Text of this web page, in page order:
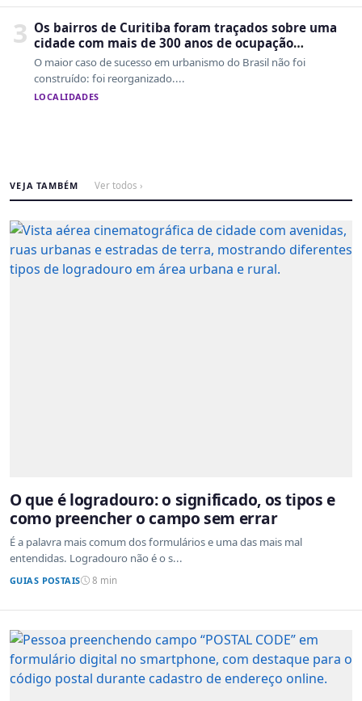
3 Os bairros de Curitiba foram traçados sobre uma
cidade com mais de 300 anos de ocupação
desordenada
O maior caso de sucesso em urbanismo do Brasil não foi
construído: foi reorganizado....
LOCALIDADES
VEJA TAMBÉM Ver todos ›
O que é logradouro: o significado, os tipos e
como preencher o campo sem errar
É a palavra mais comum dos formulários e uma das mais mal
entendidas. Logradouro não é o s...
GUIAS POSTAIS 8 min